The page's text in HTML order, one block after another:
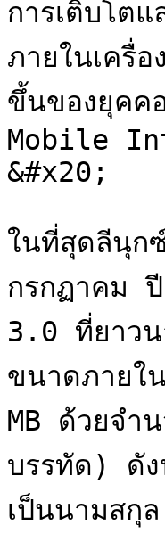
การเติบโต
ภายในเครื่
ขึ้นของยุค
Mobile
&#x20;
ในที่สุดลีนุก
กรกฏาคม
3.0 ที่ยาวน
ขนาดภายใ
MB ด้วยจ
บรรทัด) ดัง
เป็นนามส